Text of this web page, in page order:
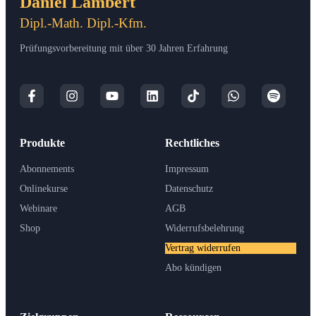
Dipl.-Math. Dipl.-Kfm.
Prüfungsvorbereitung mit über 30 Jahren Erfahrung
Produkte
Abonnements
Onlinekurse
Webinare
Shop
Rechtliches
Impressum
Datenschutz
AGB
Widerrufsbelehrung
Vertrag widerrufen
Abo kündigen